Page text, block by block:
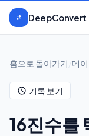
본문으로 건너뛰기
DeepConvert
홈으로 돌아가기 데
기록 보기
16진수를